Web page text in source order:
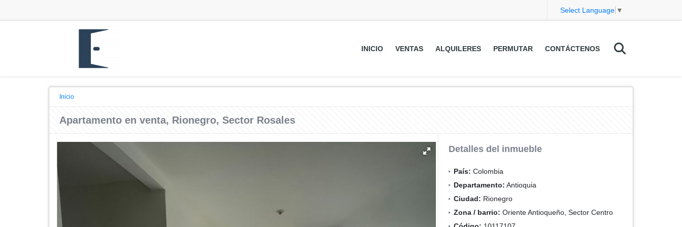
Select Language ▼
INICIO VENTAS ALQUILERES PERMUTAR CONTÁCTENOS
Inicio
Apartamento en venta, Rionegro, Sector Rosales
Detalles del inmueble
País: Colombia
Departamento: Antioquia
Ciudad: Rionegro
Zona / barrio: Oriente Antioqueño, Sector Centro